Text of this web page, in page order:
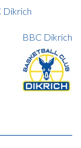
Dikrich
BBC Dikrich